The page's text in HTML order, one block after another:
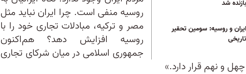
بازنده شد
ایران و روسیه: سومین تحقیر
تاریخی
روسیه منفی است. چرا ایران نباید مثل
مصر و ترکیه، مبادلات تجاری خود را با
روسیه افزایش دهد؟ هم‌اکنون
جمهوری اسلامی در میان شرکای تجاری
و نهم قرار دارد.»